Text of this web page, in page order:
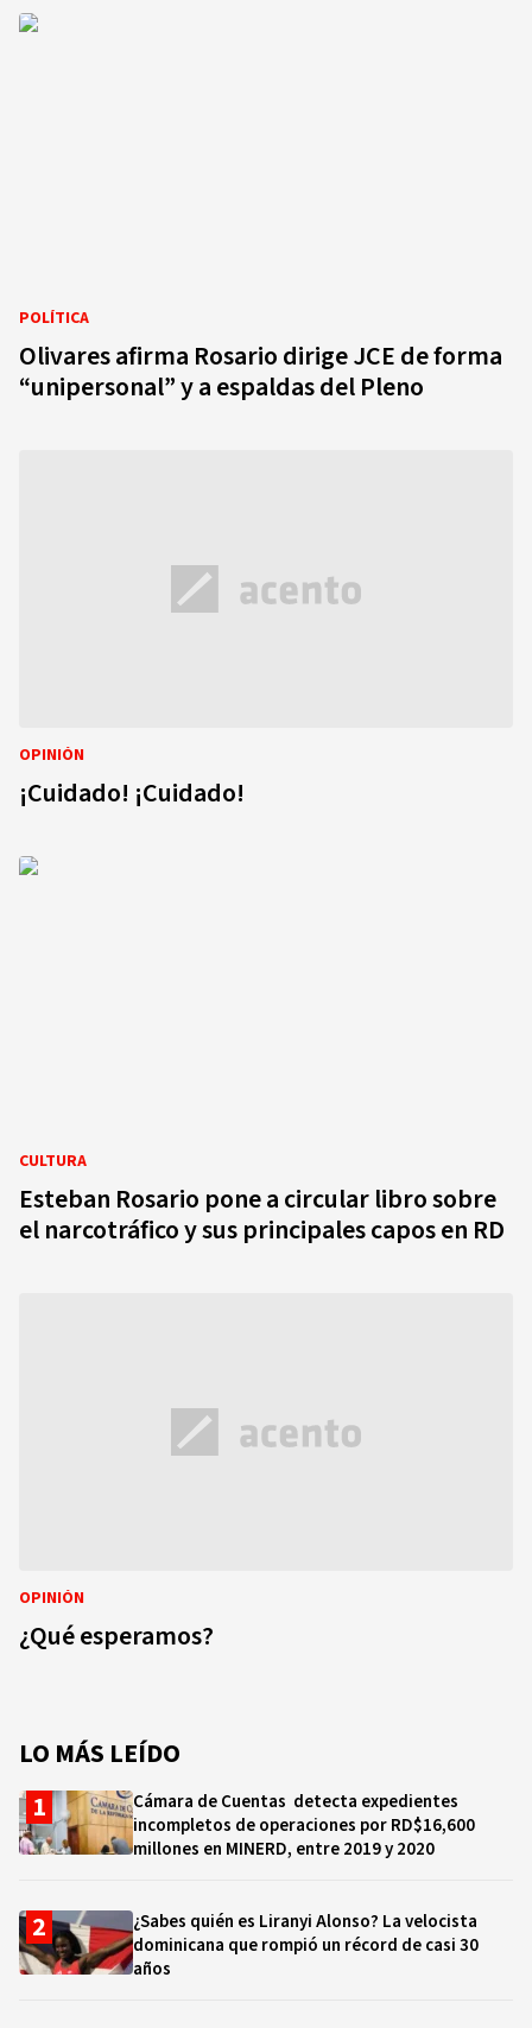
POLÍTICA
Olivares afirma Rosario dirige JCE de forma
“unipersonal” y a espaldas del Pleno
OPINIÓN
¡Cuidado! ¡Cuidado!
CULTURA
Esteban Rosario pone a circular libro sobre
el narcotráfico y sus principales capos en RD
OPINIÓN
¿Qué esperamos?
LO MÁS LEÍDO
Cámara de Cuentas detecta expedientes
incompletos de operaciones por RD$16,600
millones en MINERD, entre 2019 y 2020
¿Sabes quién es Liranyi Alonso? La velocista
dominicana que rompió un récord de casi 30
años